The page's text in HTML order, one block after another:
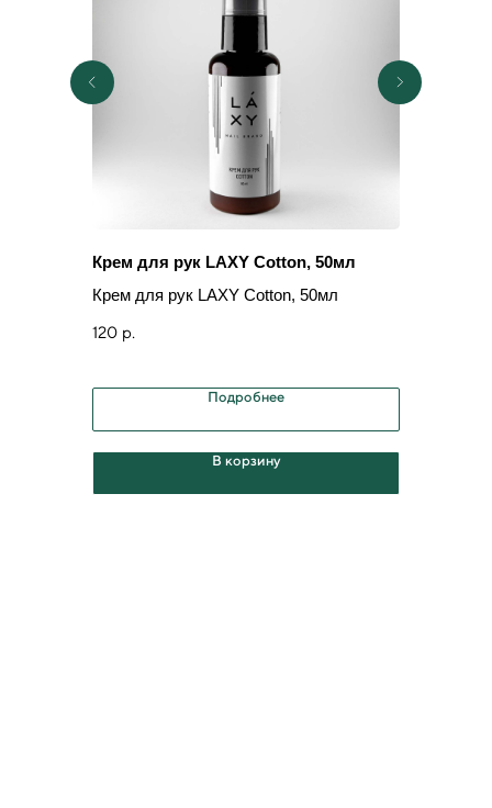
Крем для рук LAXY Cotton, 50мл
Крем для рук LAXY Cotton, 50мл
120 р.
Подробнее
В корзину